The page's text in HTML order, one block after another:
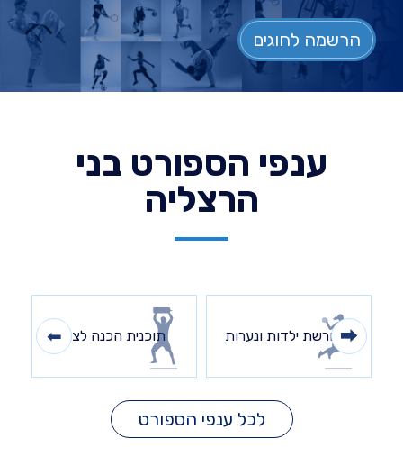
הרשמה לחוגים
ענפי הספורט בני
הרצליה
כדורשת ילדות ונערות תוכנית הכנה לצה"ל
לכל ענפי הספורט